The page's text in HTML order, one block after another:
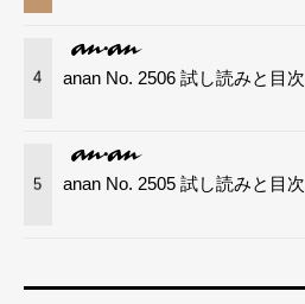
4 anan No. 2506 試し読みと目次
5 anan No. 2505 試し読みと目次